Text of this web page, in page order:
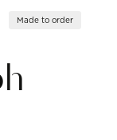
Made to order